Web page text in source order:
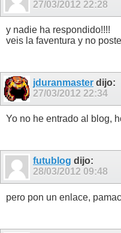
27/03/2012 22:28
y nadie ha respondido!!!!
veis la faventura y no
jduranmaster dijo:
27/03/2012 22:34
Yo no he entrado al blog,
futublog dijo:
28/03/2012 09:48
pero pon un enlace,